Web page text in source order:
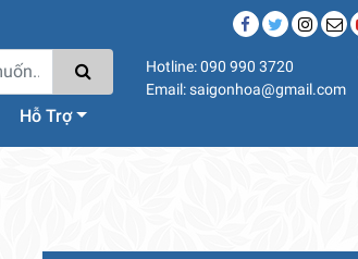
Hỗ Trợ
Hotline: 090 990 3720
Email: saigonhoa@gmail.com